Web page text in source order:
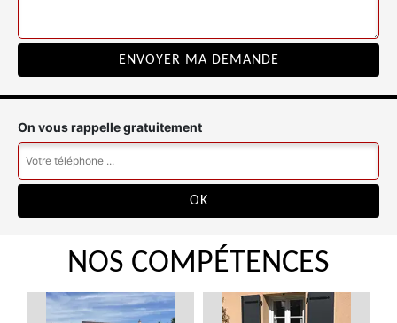
On vous rappelle gratuitement
NOS COMPÉTENCES